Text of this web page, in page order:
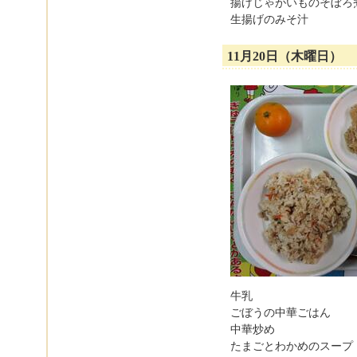
生揚げのみそ汁
11月20日（木曜日）
牛乳
ごぼうの中華ごはん
中華炒め
たまごとわかめのスープ